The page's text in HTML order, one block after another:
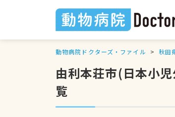
動物病院ドクターズ・ファイル 秋田
由利本荘市(日本小
覧